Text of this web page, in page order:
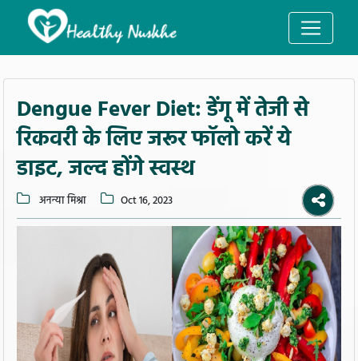
Dengue Fever Diet: डेंगू में तेजी से
रिकवरी के लिए जरूर फॉलो करें ये
डाइट, जल्द होंगे स्वस्थ
अनन्या मिश्रा Oct 16, 2023